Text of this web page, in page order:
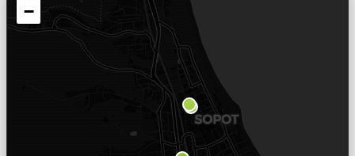
−